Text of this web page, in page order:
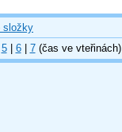
složky
5| 6| 7(čas ve vteřinách)